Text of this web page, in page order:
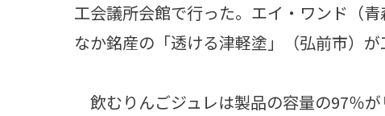
工会議所会館で行った。エイ・ワンド（
なか銘産の「透ける津軽塗」（弘前市）
飲むりんごジュレは製品の容量の97％